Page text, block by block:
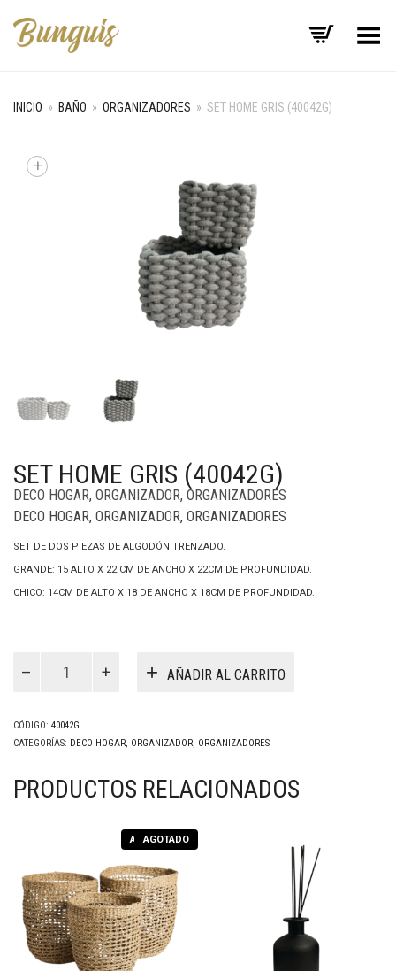
Menú
INICIO » BAÑO » ORGANIZADORES » SET HOME GRIS (40042G)
+
SET HOME GRIS (40042G)
DECO HOGAR, ORGANIZADOR, ORGANIZADORES
DECO HOGAR, ORGANIZADOR, ORGANIZADORES
SET DE DOS PIEZAS DE ALGODÓN TRENZADO.
GRANDE: 15 ALTO X 22 CM DE ANCHO X 22CM DE PROFUNDIDAD.
CHICO: 14CM DE ALTO X 18 DE ANCHO X 18CM DE PROFUNDIDAD.
Home
AÑADIR AL CARRITO
CÓDIGO: 40042G
CATEGORÍAS: DECO HOGAR, ORGANIZADOR, ORGANIZADORES
PRODUCTOS RELACIONADOS
AGOTADO
AGOTADO